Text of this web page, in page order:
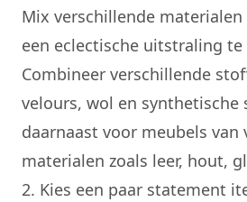
Mix verschillende
een eclectische uitstraling te
Combineer verschillende
velours, wol en synthetische
daarnaast voor meubels van
materialen zoals leer, hout,
2. Kies een paar statement